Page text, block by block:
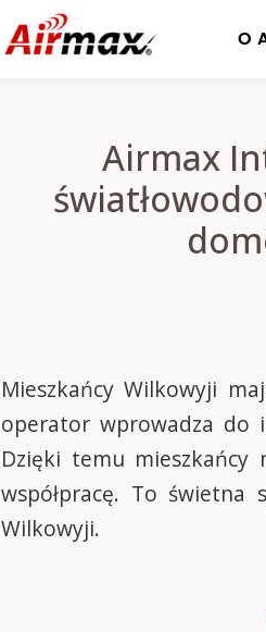
O
Airmax
Mieszkańcy Wilkowyji
operator wprowadza do
Dzięki temu mieszkańcy
współpracę. To
Wilkowyji.